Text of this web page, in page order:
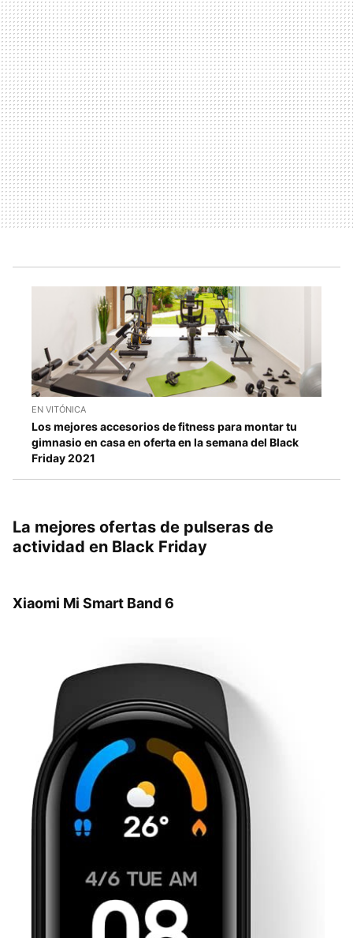
EN VITÓNICA
Los mejores accesorios de fitness para montar tu
gimnasio en casa en oferta en la semana del Black
Friday 2021
La mejores ofertas de pulseras de
actividad en Black Friday
Xiaomi Mi Smart Band 6